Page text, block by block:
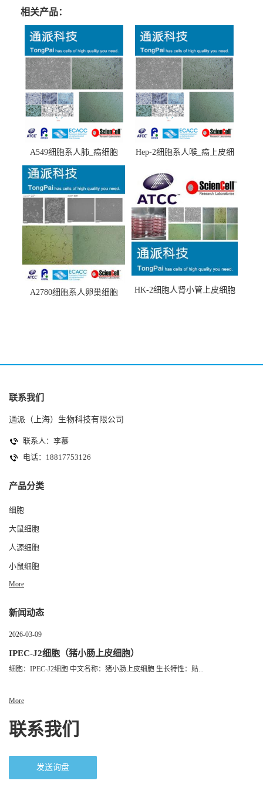
相关产品：
A549细胞系人肺_癌细胞
(A549细胞)
Hep-2细胞系人喉_癌上皮细
A2780细胞系人卵巢细胞
HK-2细胞人肾小管上皮细胞
联系我们
通派（上海）生物科技有限公司
联系人：李慕
电话：18817753126
产品分类
细胞
大鼠细胞
人源细胞
小鼠细胞
More
新闻动态
2026-03-09
IPEC-J2细胞（猪小肠上皮细胞）
细胞：IPEC-J2细胞 中文名称：猪小肠上皮细胞 生长特性：贴...
More
联系我们
发送询盘